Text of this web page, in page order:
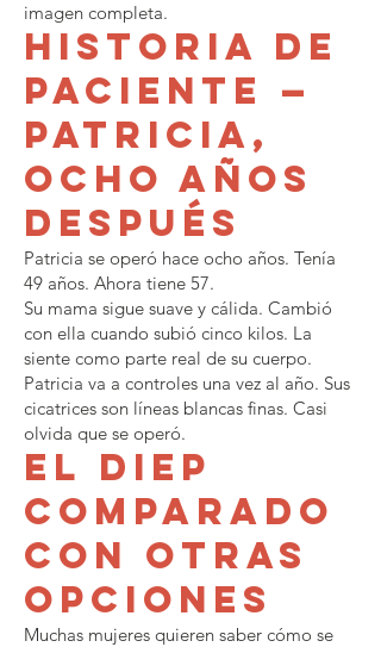
imagen completa.
Historia de
paciente —
Patricia,
ocho años
después
Patricia se operó hace ocho años. Tenía
49 años. Ahora tiene 57.
Su mama sigue suave y cálida. Cambió
con ella cuando subió cinco kilos. La
siente como parte real de su cuerpo.
Patricia va a controles una vez al año. Sus
cicatrices son líneas blancas finas. Casi
olvida que se operó.
El DIEP
comparado
con otras
opciones
Muchas mujeres quieren saber cómo se